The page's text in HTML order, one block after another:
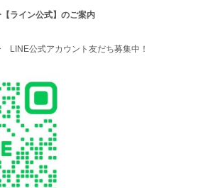
ライン公式】のご案内
LINE公式アカウント友だち募集中！